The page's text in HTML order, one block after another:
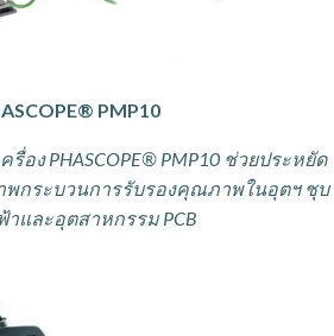
® PMP10
อง PHASCOPE® PMP10 ช่วยประหยัด
พกระบวนการรับรองคุณภาพในอุตฯ ชุบ
าและอุตสาหกรรม PCB